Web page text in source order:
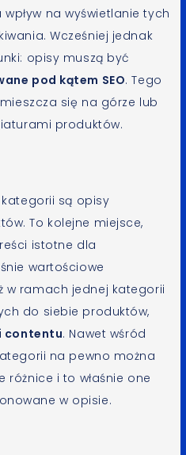
na wyświetlanie tych
Wcześniej jednak
opisy muszą być
pod kątem SEO. Tego
się na górze lub
produktów.
kategorii są opisy
To kolejne miejsce,
istotne dla
wartościowe
w ramach jednej kategorii
do siebie produktów,
contentu. Nawet wśród
na pewno można
i to właśnie one
w opisie.